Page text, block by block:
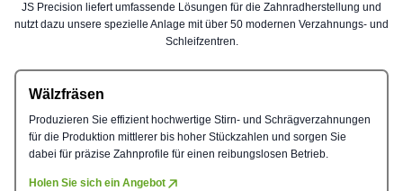
JS Precision liefert umfassende Lösungen für die Zahnradherstellung und
nutzt dazu unsere spezielle Anlage mit über 50 modernen Verzahnungs- und
Schleifzentren.
Wälzfräsen
Produzieren Sie effizient hochwertige Stirn- und Schrägverzahnungen
für die Produktion mittlerer bis hoher Stückzahlen und sorgen Sie
dabei für präzise Zahnprofile für einen reibungslosen Betrieb.
Holen Sie sich ein Angebot